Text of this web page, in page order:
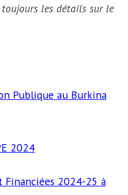
toujours les détails sur le
Publique au Burkina
2024
Financiées 2024-25 à